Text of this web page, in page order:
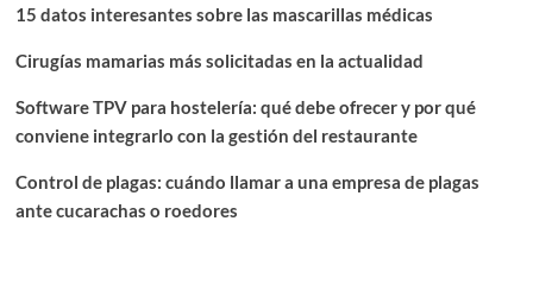
15 datos interesantes sobre las mascarillas médicas
Cirugías mamarias más solicitadas en la actualidad
Software TPV para hostelería: qué debe ofrecer y por qué
conviene integrarlo con la gestión del restaurante
Control de plagas: cuándo llamar a una empresa de plagas
ante cucarachas o roedores